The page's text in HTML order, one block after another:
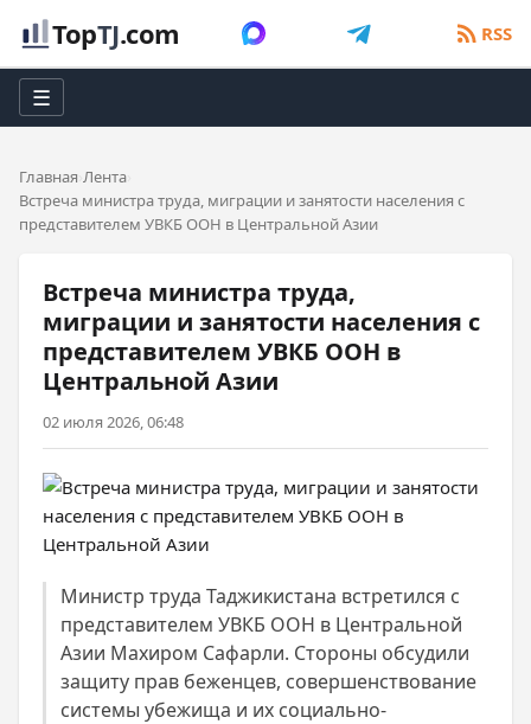
TopTJ.com RSS
☰
Главная Лента
Встреча министра труда, миграции и занятости населения с
представителем УВКБ ООН в Центральной Азии
Встреча министра труда,
миграции и занятости населения с
представителем УВКБ ООН в
Центральной Азии
02 июля 2026, 06:48
Министр труда Таджикистана встретился с
представителем УВКБ ООН в Центральной
Азии Махиром Сафарли. Стороны обсудили
защиту прав беженцев, совершенствование
системы убежища и их социально-